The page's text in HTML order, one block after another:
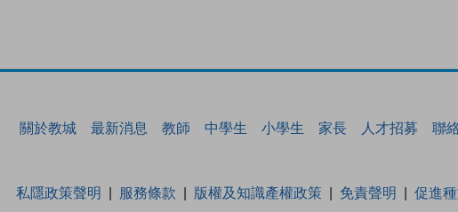
關於教城 最新消息 教師 中學生 小學生 家長 人才招募 聯
私隱政策聲明 服務條款 版權及知識產權政策 免責聲明 促進